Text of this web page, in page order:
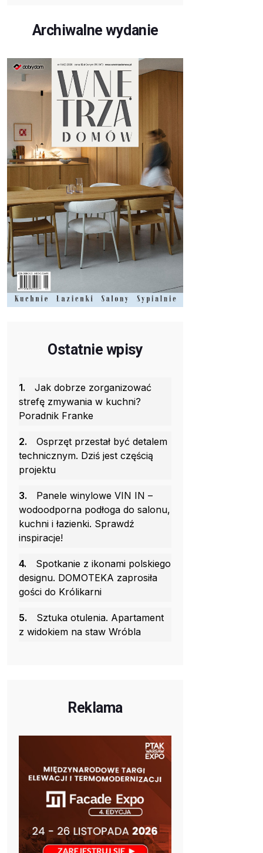
Archiwalne wydanie
Ostatnie wpisy
1.
Jak dobrze zorganizować
strefę zmywania w kuchni?
Poradnik Franke
2.
Osprzęt przestał być detalem
technicznym. Dziś jest częścią
projektu
3.
Panele winylowe VIN IN –
wodoodporna podłoga do salonu,
kuchni i łazienki. Sprawdź
inspiracje!
4.
Spotkanie z ikonami polskiego
designu. DOMOTEKA zaprosiła
gości do Królikarni
5.
Sztuka otulenia. Apartament
z widokiem na staw Wróbla
Reklama